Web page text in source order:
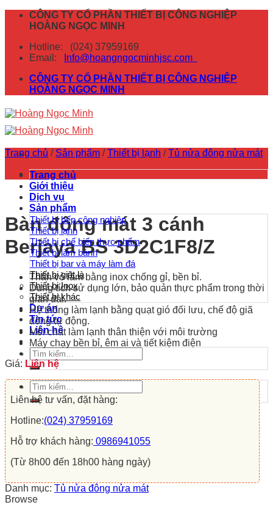
Skip
CÔNG TY CỔ PHẦN THIẾT BỊ CÔNG NGHIỆP
HOÀNG NGỌC MINH
Hotline: (024) 37959169
Email:
Info@hoangngocminhjsc.com
CÔNG TY CỔ PHẦN THIẾT BỊ CÔNG NGHIỆP
HOÀNG NGỌC MINH
Trang chủ
Giới thiệu
Dịch vụ
Sản phẩm
Thiết bị bếp công nghiệp
Thiết bị lạnh
Thiết bị chế biến thực phẩm
Thiết bị làm bánh
Thiết bị bar và máy làm đá
Thiết bị giặt là
Thiết bị Inox
Thiết bị khác
Dự án
Tin tức
Liên hệ
Tìm
kiếm:
Tìm
kiếm:
Trang chủ / Sản phẩm / Thiết bị lạnh / Tủ nửa đông nửa mát
Bàn đông mát 3 cánh
Berjaya BS 3D2C1F8/Z
Thân vỏ làm bằng inox chống gỉ, bền bỉ.
Dung tích sử dụng lớn, bảo quản thực phẩm trong thời
gian dài.
Hệ thống làm lạnh bằng quạt gió đối lưu, chế độ giã
đông tự động.
Môi chất làm lạnh thân thiện với môi trường
Máy chạy bền bỉ, êm ai và tiết kiệm điện
Giá: Liên hệ
Liên hệ tư vấn, đặt hàng:
Hotline:(024) 37959169
Hỗ trợ khách hàng: 0986941055
(Từ 8h00 đến 18h00 hàng ngày)
Danh mục: Tủ nửa đông nửa mát
Browse